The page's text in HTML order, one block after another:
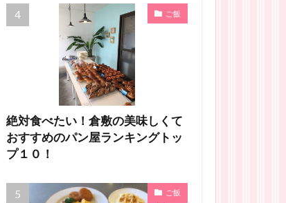
ご飯
絶対食べたい！倉敷の美味しくて
おすすめのパン屋ランキングトッ
プ１０！
ご飯